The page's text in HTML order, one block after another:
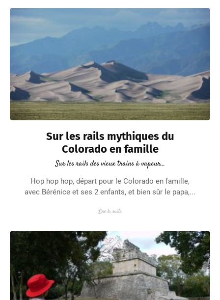
Sur les rails mythiques du
Colorado en famille
Sur les rails des vieux trains à vapeur...
Hop hop hop, départ pour le Colorado en famille,
avec Bérénice et ses 2 enfants, et bien sûr le papa,...
Lire la suite